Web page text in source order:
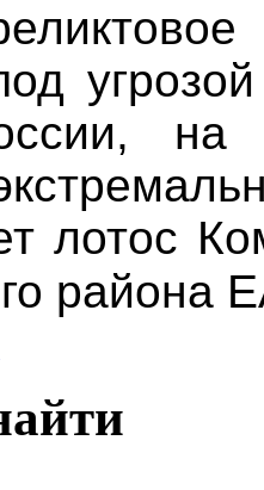
на
лотос
района